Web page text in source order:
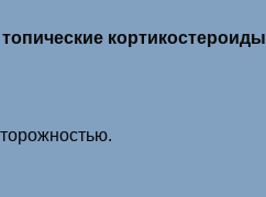
топические кортикостероиды